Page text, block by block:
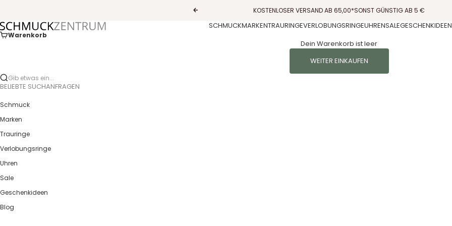
Zurück KOSTENLOSER VERSAND AB 65,00*SONST GÜNSTIG AB 5 €
Guldcenter
SCHMUCKMARKENTRAURINGEVERLOBUNGSRINGEUHRENSALEGESCHENKIDEEN
Warenkorb
Dein Warenkorb ist leer
WEITER EINKAUFEN
Gib etwas ein...
BELIEBTE SUCHANFRAGEN
Schmuck
Marken
Trauringe
Verlobungsringe
Uhren
Sale
Geschenkideen
Blog